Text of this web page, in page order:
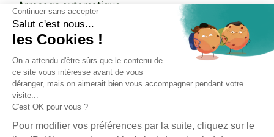
Continuer sans accepter
Salut c'est nous...
les Cookies !
On a attendu d'être sûrs que le contenu de
ce site vous intéresse avant de vous
déranger, mais on aimerait bien vous accompagner pendant votre
visite...
C'est OK pour vous ?
Pour modifier vos préférences par la suite, cliquez sur le
Arrosage automatique
Terrassement, allées et maçonnerie paysagère
Plantation
Ramassage de feuilles et prévention des
maladies
Engazonnement
Entretien d'espaces végétalisés
Entretien et tonte de pelouse